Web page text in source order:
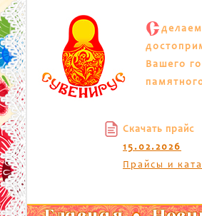
С
Вашего
Скачать прайс
15.02.2026
Прайсы и